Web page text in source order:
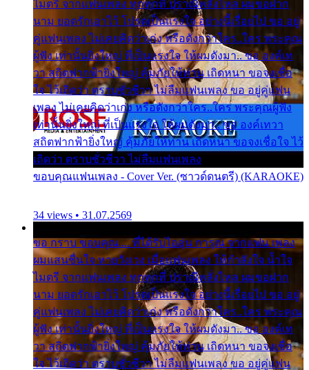
ไมตรี จากแฟนเพลง ทุกทุกที่ ปราณีหลั่งไหล ผมขอฝาก
นาม ยอดรักเอาไว้ โปรดเป็นแรงใจ อย่างนี้เรื่อยไป ขอ อยู่
คู่แฟนเพลง ไม่เคยคิดว่าเก่ง หรือดังกว่าใคร..ใคร พระคุณ
ผู้ฟัง เท่านั้นยิ่งใหญ่ ที่เป็นแรงใจ ให้ผมดังมา.. ขอ องค์เท
วา สถิตฟากฟ้ายิ่งใหญ่ คุ้มภัยให้ท่าน เถิดหนา ขอจงเชื่อ
ใจ ไว้เถิดว่า ตราบชั่วชีวา ไม่ลืมแฟนเพลง ขอ อยู่คู่แฟน
เพลง ไม่เคยคิดว่าเก่ง หรือดังกว่าใคร..ใคร พระคุณผู้ฟัง
เท่านั้นยิ่งใหญ่ ที่เป็นแรงใจ ให้ผมดังมา.. ขอ องค์เทวา
สถิตฟากฟ้ายิ่งใหญ่ คุ้มภัยให้ท่าน เถิดหนา ขอจงเชื่อใจ ไว้
เถิดว่า ตราบชั่วชีวา ไม่ลืมแฟนเพลง
ขอบคุณแฟนเพลง - Cover Ver. (ซาวด์ดนตรี) (KARAOKE)
34 views • 31.07.2569
ขอ กราบ ขอบคุณ.... ที่ได้รับไออุ่น การุณ จากแฟน เพลง
ผมแสนชื่นใจ หายวังเวง เมื่อแฟนเพลง ให้กำลังใจ น้ำใจ
ไมตรี จากแฟนเพลง ทุกทุกที่ ปราณีหลั่งไหล ผมขอฝาก
นาม ยอดรักเอาไว้ โปรดเป็นแรงใจ อย่างนี้เรื่อยไป ขอ อยู่
คู่แฟนเพลง ไม่เคยคิดว่าเก่ง หรือดังกว่าใคร..ใคร พระคุณ
ผู้ฟัง เท่านั้นยิ่งใหญ่ ที่เป็นแรงใจ ให้ผมดังมา.. ขอ องค์เท
วา สถิตฟากฟ้ายิ่งใหญ่ คุ้มภัยให้ท่าน เถิดหนา ขอจงเชื่อ
ใจ ไว้เถิดว่า ตราบชั่วชีวา ไม่ลืมแฟนเพลง ขอ อยู่คู่แฟน